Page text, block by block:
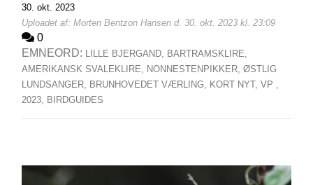
30. okt. 2023
Uploadet af: Morten Bentzon Hansen d. 30. okt. 2023 kl. 23:09
0
EMNEORD: LILLE BJERGAND, BARTRAMSKLIRE,
AMERIKANSK SVALEKLIRE, NONNESTENPIKKER, ØSTLIG
LUNDSANGER, BRUNHOVEDET VÆRLING, KORT NYT, VP ,
2023, BIRDGUIDES